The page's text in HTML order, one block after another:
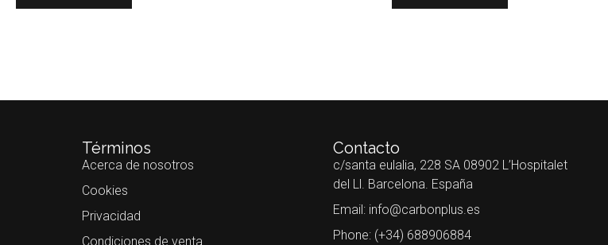
Términos
Acerca de nosotros
Cookies
Privacidad
Condiciones de venta
Contacto
c/santa eulalia, 228 SA 08902 L’Hospitalet
del Ll. Barcelona. España
Email: info@carbonplus.es
Phone: (+34) 688906884